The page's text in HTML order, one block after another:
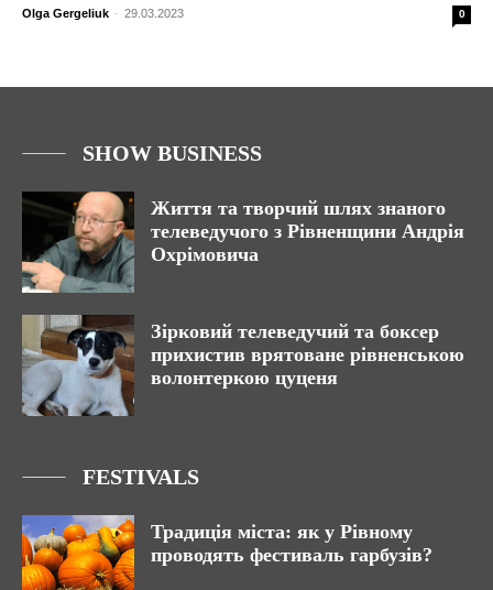
Olga Gergeliuk - 29.03.2023 0
SHOW BUSINESS
Життя та творчий шлях знаного
телеведучого з Рівненщини Андрія
Охрімовича
Зірковий телеведучий та боксер
прихистив врятоване рівненською
волонтеркою цуценя
FESTIVALS
Традиція міста: як у Рівному
проводять фестиваль гарбузів?